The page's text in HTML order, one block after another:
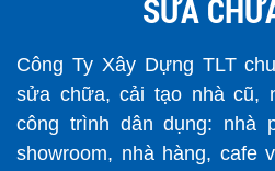
SỬA
Công Ty Xây Dựng TLT
sửa chữa, cải tạo nhà cũ,
công trình dân dụng: nhà
showroom, nhà hàng, cafe